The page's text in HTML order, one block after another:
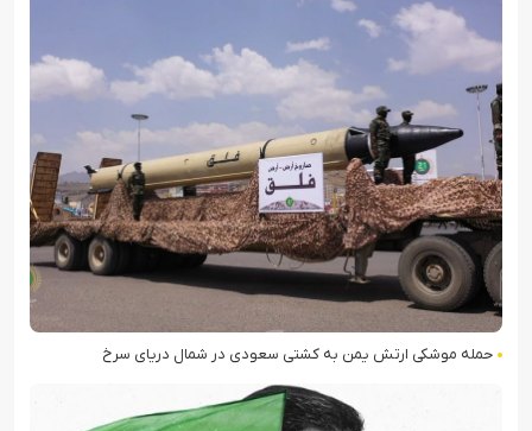
حمله موشکی ارتش یمن به کشتی سعودی در شمال دریای سرخ